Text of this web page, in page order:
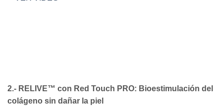
2.- RELIVE™ con Red Touch PRO: Bioestimulación del
colágeno sin dañar la piel